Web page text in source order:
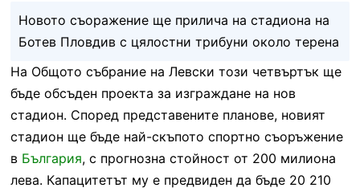
Новото съоражение ще прилича на стадиона на
Ботев Пловдив с цялостни трибуни около терена
На Общото събрание на Левски този четвъртък ще
бъде обсъден проекта за изграждане на нов
стадион. Според представените планове, новият
стадион ще бъде най-скъпото спортно съоръжение
в България, с прогнозна стойност от 200 милиона
лева. Капацитетът му е предвиден да бъде 20 210